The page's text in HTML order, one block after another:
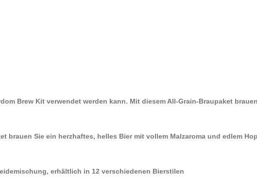
Brew Kit verwendet werden kann. Mit diesem All-Grain-Braupaket
brauen Sie ein herzhaftes, helles Bier mit vollem Malzaroma und edlem
erhältlich in 12 verschiedenen Bierstilen